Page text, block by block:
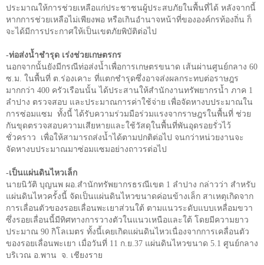
ประมาณให้การช่วยเหลือแก่ประชาชนผู้ประสบภัยในพื้นที่ได้ หลังจากนี้
หากการช่วยเหลือไม่เพียงพอ หรือเกินอำนาจหน้าที่ขององค์กรท้องถิ่น ก็
จะได้มีการประกาศให้เป็นเขตภัยพิบัติต่อไป
-ท่อส่งน้ำชำรุด เร่งช่วยเกษตรกร
นอกจากนั้นยังมีกรณีท่อส่งน้ำเพื่อการเกษตรขนาด เส้นผ่านศูนย์กลาง 60
ซ.ม. ในพื้นที่ ต.ร่องเคาะ ที่แตกชำรุดซึ่งอาจส่งผลกระทบต่อราษฎร
มากกว่า 400 ครัวเรือนนั้น ได้ประสานให้สำนักงานทรัพยากรน้ำ ภาค 1
ลำปาง ตรวจสอบ และประมาณการค่าใช้จ่าย เพื่อจัดหางบประมาณใน
การซ่อมแซม ทั้งนี้ ได้รับความร่วมมือร่วมแรงจากราษฎรในพื้นที่ ช่วย
กันขุดตรวจสอบความเสียหายและใช้วัสดุในพื้นที่พันอุดรอยรั่วไว้
ชั่วคราว
เพื่อให้สามารถส่งน้ำได้ตามปกติต่อไป จนกว่าหน่วยงานจะ
จัดหางบประมาณมาซ่อมแซมอย่างถาวรต่อไป
-เป็นแผ่นดินไหวเล็ก
นายนิวัติ บุญนพ ผอ.สำนักทรัพยากรธรณีเขต 1 ลำปาง กล่าวว่า สำหรับ
แผ่นดินไหวครั้งนี้ จัดเป็นแผ่นดินไหวขนาดค่อนข้างเล็ก สาเหตุเกิดจาก
การเลื่อนตัวของรอยเลื่อนพะเยาส่วนใต้ ตามแนวระดับแบบเหลื่อมขวา
ซึ่งรอยเลื่อนนี้มีทิศทางการวางตัวในแนวเหนือและใต้ โดยมีความยาว
ประมาณ 90 กิโลเมตร ทั้งนี้เคยเกิดแผ่นดินไหวเนื่องจากการเคลื่อนตัว
ของรอยเลื่อนพะเยา เมื่อวันที่ 11 ก.ย. 37 แผ่นดินไหวขนาด 5.1 ศูนย์กลาง
บริเวณ อ.พาน
จ. เชียงราย